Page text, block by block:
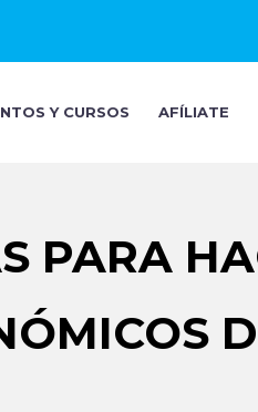
Y CURSOS AFÍLIATE
PARA